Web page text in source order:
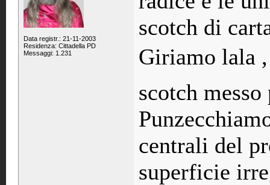
Data registr.: 21-11-2003
Residenza: Cittadella PD
Messaggi: 1.231
scotch di
Giriamo lala
scotch
centrali del
superficie